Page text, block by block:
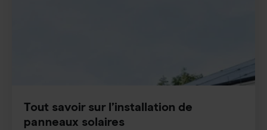
Tout savoir sur l’installation de
panneaux solaires